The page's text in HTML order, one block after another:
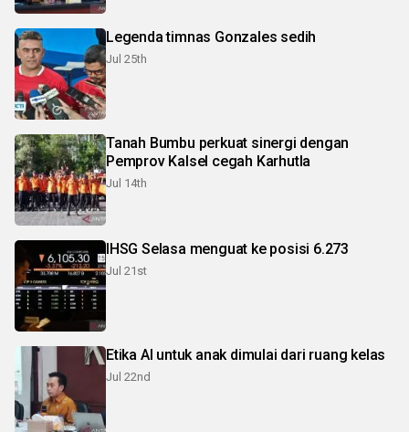
Legenda timnas Gonzales sedih
Jul 25th
Tanah Bumbu perkuat sinergi dengan
Pemprov Kalsel cegah Karhutla
Jul 14th
IHSG Selasa menguat ke posisi 6.273
Jul 21st
Etika AI untuk anak dimulai dari ruang kelas
Jul 22nd